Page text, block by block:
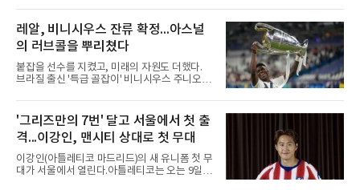
독을 1순위 후보로 정하고 검증한 과정, 이사회
의 최종 승인 경위를 살
다고 밝혔다. 한 번에 다섯 명과 계약한 것은 구
단 역사상 처음으로, 3학년 김강준·신지섭·이서
현·정현웅과 2학년 정하원이 대상이다.오산고의
성적이 배경이 됐다. 올 시즌 백운기 전국 고등학
교 축구대회와 코리아풋볼파크 U-18 챔피언스
컵, K리그 U-17 챔피언십을 잇달아 제패했다.시
기도 맞물렸다. 서울은 9월 시작하는 아시아축
무대 경험을 주려 했다.면면도 다양하다. 측면 공
격수 정현웅은 돌파력이
레알, 비니시우스 잔류 확정...아스널
의 러브콜을 뿌리쳤다
붙잡을 선수를 지켰고, 미래의 자원도 더했다.
브라질 출신 '특급 골잡이' 비니시우스 주니오르
이어간다.스페인 프로축구 프리메라리가 '거함'
레알 마드리드는 7일(한국시간) 비니시우스와
2032년 6월 30일까지 유효한 6년 연장 계약에
합의했다고 공식 발표했다. 비니시우스는 재계
약 확정 후 사회관계망서비스(SNS)에 베르나베
우에서의 8년은 너무 짧다며, 앞으로 6년, 그리
고 영원히 함께하겠다고 애정을 드러냈다.성사
'그리즈만의 7번' 달고 서울에서 첫 출
격...이강인, 맨시티 상대로 첫 무대
이강인(아틀레티코 마드리드)의 새 유니폼 첫 무
대가 서울에서 열린다.아틀레티코는 오는 9일